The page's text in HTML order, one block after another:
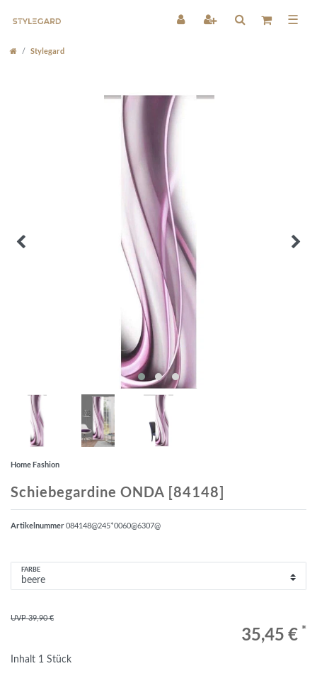
☰
Stylegard
Home Fashion
Schiebegardine ONDA [84148]
Artikelnummer084148@245*0060@6307@
FARBE
UVP 39,90 €
35,45 € *
Inhalt 1 Stück